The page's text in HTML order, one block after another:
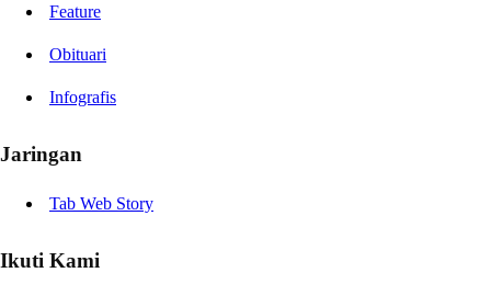
Feature
Obituari
Infografis
Jaringan
Tab Web Story
Ikuti Kami